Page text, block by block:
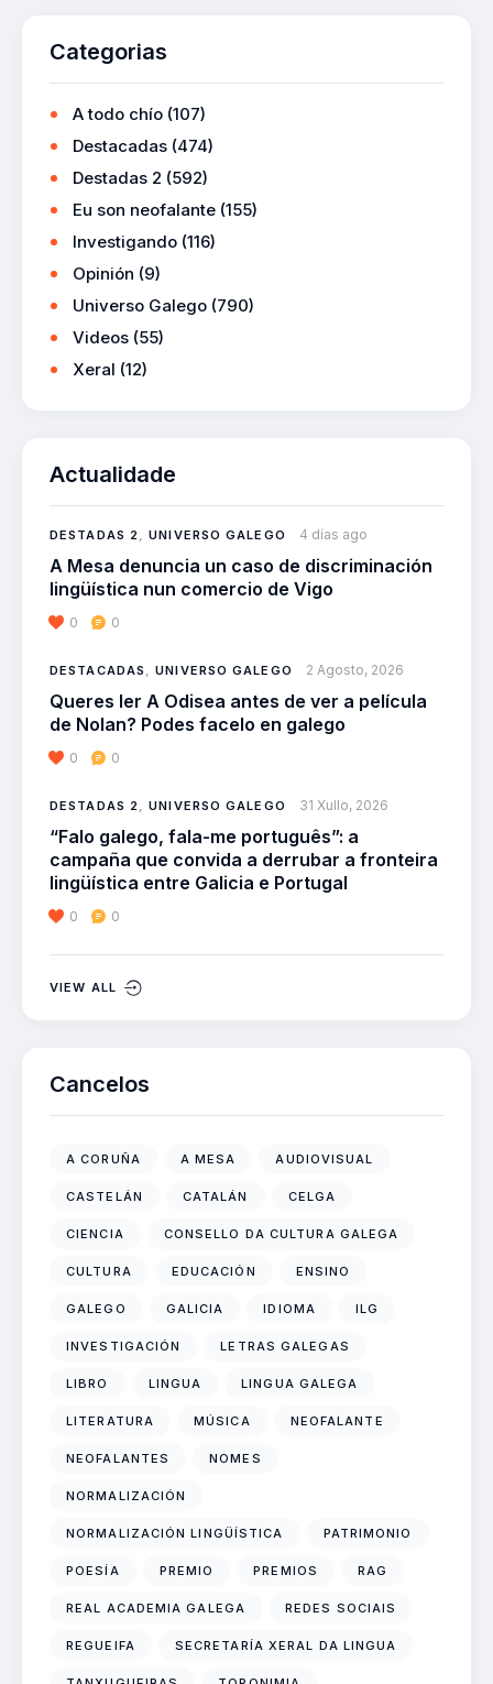
Categorias
A todo chío (107)
Destacadas (474)
Destadas 2 (592)
Eu son neofalante (155)
Investigando (116)
Opinión (9)
Universo Galego (790)
Videos (55)
Xeral (12)
Actualidade
DESTADAS 2,UNIVERSO GALEGO 4 días ago
A Mesa denuncia un caso de discriminación
lingüística nun comercio de Vigo
0 0
DESTACADAS ,UNIVERSO GALEGO 2 Agosto, 2026
Queres ler A Odisea antes de ver a película
de Nolan? Podes facelo en galego
0 0
DESTADAS 2,UNIVERSO GALEGO 31 Xullo, 2026
“Falo galego, fala-me português”: a
campaña que convida a derrubar a fronteira
lingüística entre Galicia e Portugal
0 0
VIEW ALL
Cancelos
A CORUÑA A MESA AUDIOVISUAL
CASTELÁN CATALÁN CELGA
CIENCIA CONSELLO DA CULTURA GALEGA
CULTURA EDUCACIÓN ENSINO
GALEGO GALICIA IDIOMA ILG
INVESTIGACIÓN LETRAS GALEGAS
LIBRO LINGUA LINGUA GALEGA
LITERATURA MÚSICA NEOFALANTE
NEOFALANTES NOMES
NORMALIZACIÓN
NORMALIZACIÓN LINGÜÍSTICA PATRIMONIO
POESÍA PREMIO PREMIOS RAG
REAL ACADEMIA GALEGA REDES SOCIAIS
REGUEIFA SECRETARÍA XERAL DA LINGUA